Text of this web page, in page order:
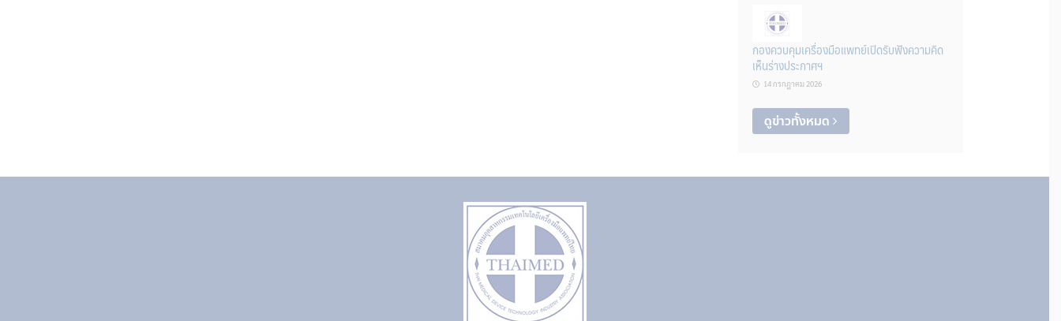
กองควบคุมเครื่องมือแพทย์เปิดรับฟังความคิด
เห็นร่างประกาศฯ
14 กรกฎาคม 2026
ดูข่าวทั้งหมด